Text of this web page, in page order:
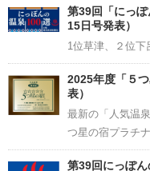
第39回「にっ
15日号発表）
1位草津、２位下
2025年度「５
表）
最新の「人気温
つ星の宿プラチ
第39回にっぽん